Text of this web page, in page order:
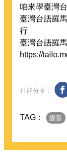
咱來學臺灣
臺灣台語羅
行
臺灣台語羅
https://
社群分享：
TAG： 齒音